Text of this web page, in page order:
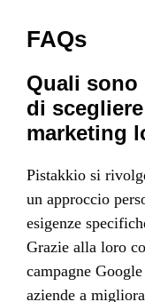
FAQs
Quali
di
marketing
Pistakkio si
un approccio
esigenze
Grazie alla loro
campagne
aziende a